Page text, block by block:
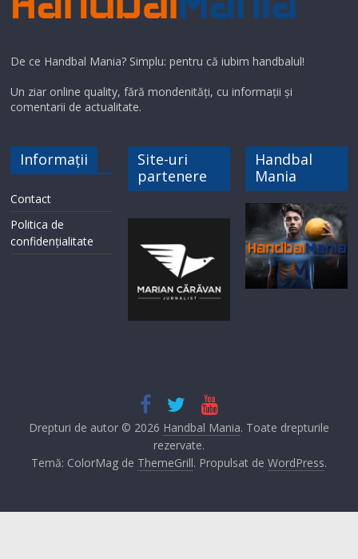
De ce Handbal Mania? Simplu: pentru că iubim handbalul!
Un ziar online quality, fără mondenități, cu informații și
comentarii de actualitate.
Informații
Contact
Politica de
confidențialitate
Site-uri
partenere
Handbal
Mania
Drepturi de autor © 2026 Handbal Mania. Toate drepturile
rezervate.
Temă: ColorMag de ThemeGrill. Propulsat de WordPress.